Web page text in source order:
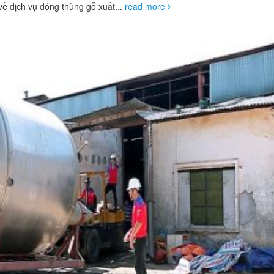
dịch vụ đóng thùng gỗ xuất... read more